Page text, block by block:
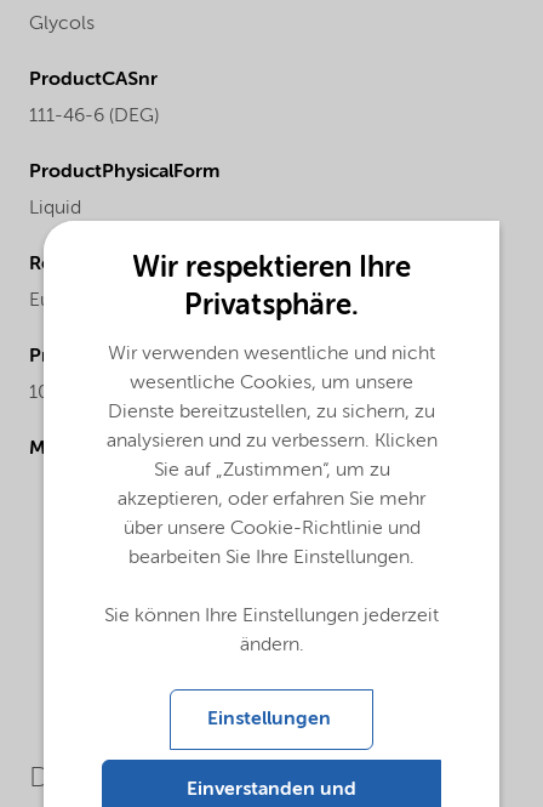
Glycols
ProductCASnr
111-46-6 (DEG)
ProductPhysicalForm
Liquid
Regional availability
Europe
ProductMolecularWeight
106.1 (DEG)
Molecular drawing
Downloads
Wir respektieren Ihre
Privatsphäre.
Wir verwenden wesentliche und nicht
wesentliche Cookies, um unsere
Dienste bereitzustellen, zu sichern, zu
analysieren und zu verbessern. Klicken
Sie auf „Zustimmen“, um zu
akzeptieren, oder erfahren Sie mehr
über unsere Cookie-Richtlinie und
bearbeiten Sie Ihre Einstellungen.
Sie können Ihre Einstellungen jederzeit
ändern.
Einstellungen
Einverstanden und